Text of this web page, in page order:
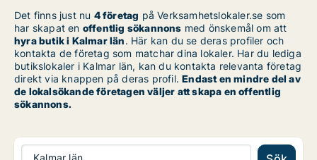
Det finns just nu 4 företag på Verksamhetslokaler.se som
har skapat en offentlig sökannons med önskemål om att
hyra butik i Kalmar län. Här kan du se deras profiler och
kontakta de företag som matchar dina lokaler. Har du lediga
butikslokaler i Kalmar län, kan du kontakta relevanta företag
direkt via knappen på deras profil.Endast en mindre del av
de lokalsökande företagen väljer att skapa en offentlig
sökannons.
Kalmar län